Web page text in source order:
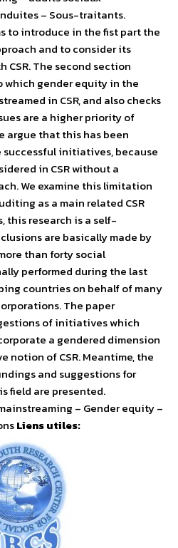
– Sous-traitants.
to introduce in the fist part the
and to consider its
The second section
gender equity in the
in CSR, and also checks
are a higher priority of
argue that this has been
successful initiatives, because
in CSR without a
We examine this limitation
as a main related CSR
this research is a self-
are basically made by
than forty social
performed during the last
countries on behalf of many
The paper
of initiatives which
a gendered dimension
notion of CSR. Meantime, the
and suggestions for
field are presented.
– Gender equity –
Liens utiles: